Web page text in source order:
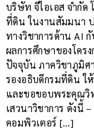
บริษัท จีไอเอส จำกัด
ที่ดิน ในงานสัมมนา ป
ทางวิชาการด้าน AI
ผลการศึกษาของโคร
ปัจจุบัน ภาควิชาภูมิ
รองอธิบดีกรมที่ดิน ใ
และขอขอบพระคุณวิ
เสวนาวิชาการ ดังนี้
คอมพิวเตอร์ […]